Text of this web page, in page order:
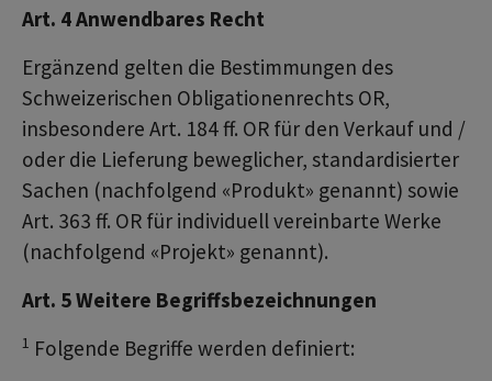
Art. 4 Anwendbares Recht
Ergänzend gelten die Bestimmungen des
Schweizerischen Obligationenrechts OR,
insbesondere Art. 184 ff. OR für den Verkauf und /
oder die Lieferung beweglicher, standardisierter
Sachen (nachfolgend «Produkt» genannt) sowie
Art. 363 ff. OR für individuell vereinbarte Werke
(nachfolgend «Projekt» genannt).
Art. 5 Weitere Begriffsbezeichnungen
1 Folgende Begriffe werden definiert: